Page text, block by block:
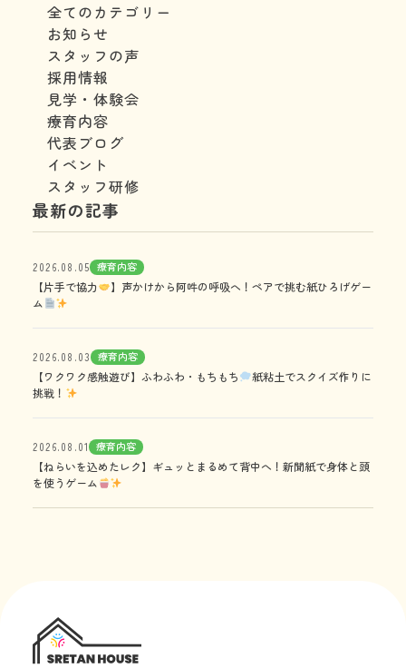
全てのカテゴリー
お知らせ
スタッフの声
採用情報
見学・体験会
療育内容
代表ブログ
イベント
スタッフ研修
最新の記事
2026.08.05 療育内容
【片手で協力
】声かけから阿吽の呼吸へ！ペアで挑む紙ひろげゲー
ム
2026.08.03 療育内容
【ワクワク感触遊び】ふわふわ・もちもち
紙粘土でスクイズ作りに
挑戦！
2026.08.01 療育内容
【ねらいを込めたレク】ギュッとまるめて背中へ！新聞紙で身体と頭
を使うゲーム